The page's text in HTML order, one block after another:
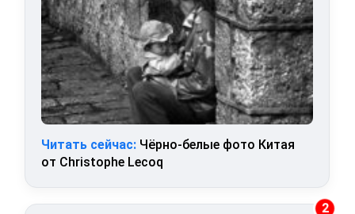
Читать сейчас: Чёрно-белые фото Китая
от Christophe Lecoq
2